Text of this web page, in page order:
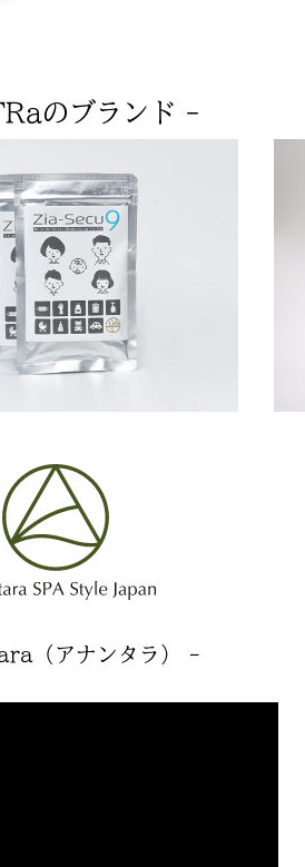
のブランド -
（アナンタラ） -